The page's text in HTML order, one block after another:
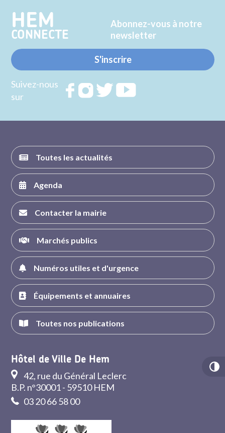
HEM
CONNECTE
Abonnez-vous à notre
newsletter
S'inscrire
Suivez-nous
sur
RejoignezRejoignezRejoignez
Toutes les actualités
Agenda
Contacter la mairie
Marchés publics
Numéros utiles et d'urgence
Équipements et annuaires
Toutes nos publications
Hôtel de Ville De Hem
42, rue du Général Leclerc
B.P. n°30001 - 59510 HEM
03 20 66 58 00